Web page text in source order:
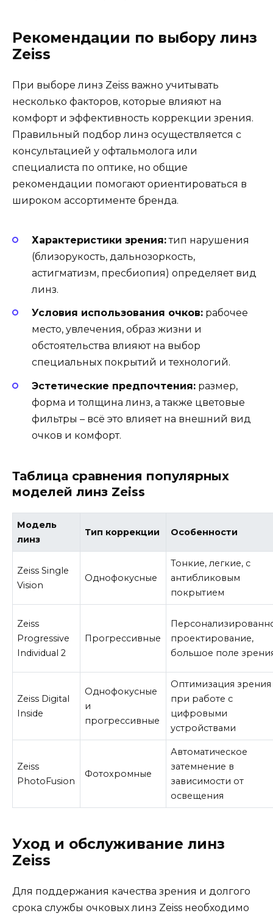
Рекомендации по выбору линз
Zeiss
При выборе линз Zeiss важно учитывать
несколько факторов, которые влияют на
комфорт и эффективность коррекции зрения.
Правильный подбор линз осуществляется с
консультацией у офтальмолога или
специалиста по оптике, но общие
рекомендации помогают ориентироваться в
широком ассортименте бренда.
Характеристики зрения:тип нарушения
(близорукость, дальнозоркость,
астигматизм, пресбиопия) определяет вид
линз.
Условия использования очков: рабочее
место, увлечения, образ жизни и
обстоятельства влияют на выбор
специальных покрытий и технологий.
Эстетические предпочтения: размер,
форма и толщина линз, а также цветовые
фильтры – всё это влияет на внешний вид
очков и комфорт.
Таблица сравнения популярных
моделей линз Zeiss
Модель
линз
Тип коррекции Особенности
Zeiss Single
Vision
Однофокусные
Тонкие, легкие, с
антибликовым
покрытием
Zeiss
Progressive
Individual 2
Прогрессивные
проектирование,
большое поле
Zeiss Digital
Inside
Однофокусные
и
прогрессивные
Оптимизация зрения
при работе с
цифровыми
устройствами
Zeiss
PhotoFusion
Фотохромные
Автоматическое
затемнение в
зависимости от
освещения
Уход и обслуживание линз
Zeiss
Для поддержания качества зрения и долгого
срока службы очковых линз Zeiss необходимо